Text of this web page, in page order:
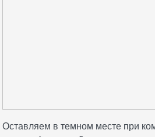
Оставляем в темном месте при